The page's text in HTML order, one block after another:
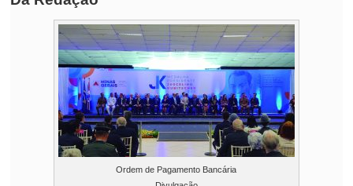
Ordem de Pagamento Bancária